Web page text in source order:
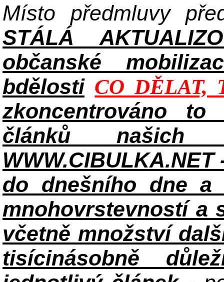
Místo předmluvy
STÁLÁ
občanské
bdělosti CO DĚLAT,
zkoncentrováno
článků našich
do dnešního dne
mnohovrstevností a
včetně množství
tisícinásobně